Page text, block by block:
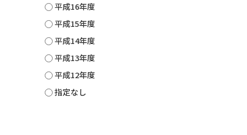
平成16年度
平成15年度
平成14年度
平成13年度
平成12年度
指定なし